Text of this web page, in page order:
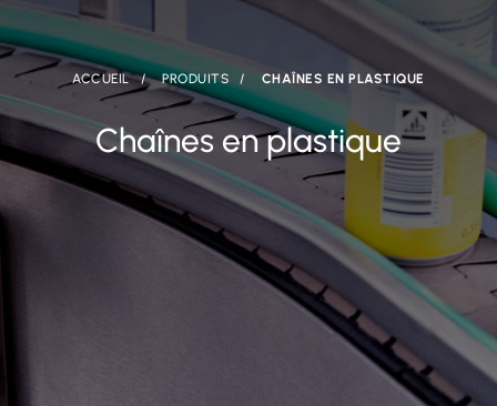
ACCUEIL PRODUITS CHAÎNES EN PLASTIQUE
Chaînes en plastique